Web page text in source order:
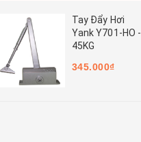
Tay Đẩy Hơi
Yank Y701-HO -
45KG
345.000₫